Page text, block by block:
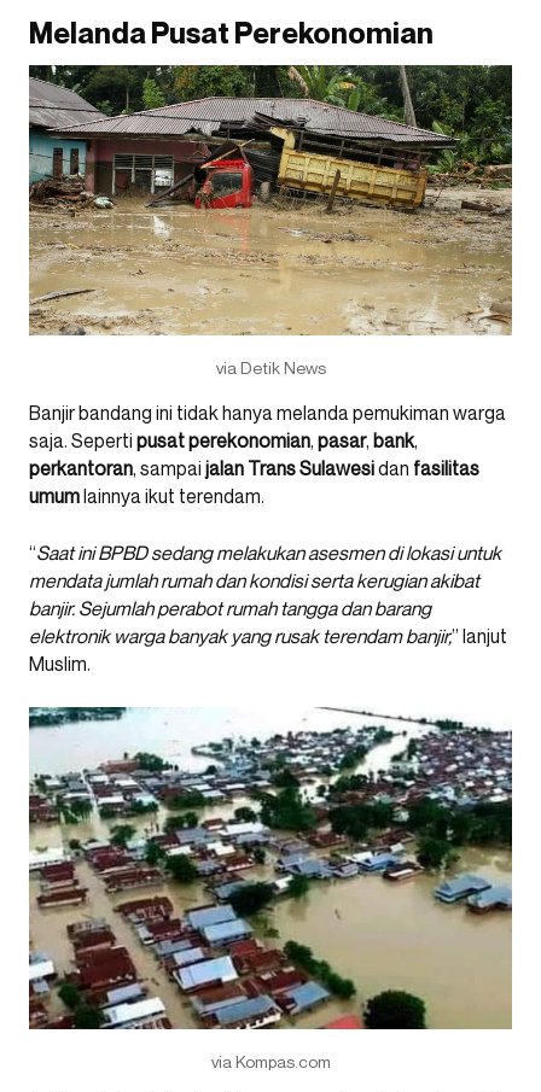
Melanda Pusat Perekonomian
via Detik News
Banjir bandang ini tidak hanya melanda pemukiman warga
saja. Seperti pusat perekonomian, pasar, bank,
perkantoran, sampai jalan Trans Sulawesidan fasilitas
umumlainnya ikut terendam.
“Saat ini BPBD sedang melakukan asesmen di lokasi untuk
mendata jumlah rumah dan kondisi serta kerugian akibat
banjir. Sejumlah perabot rumah tangga dan barang
elektronik warga banyak yang rusak terendam banjir,” lanjut
Muslim.
via Kompas.com